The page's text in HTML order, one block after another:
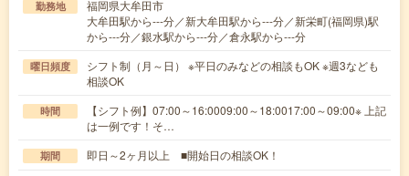
勤務地
福岡県大牟田市
大牟田駅から---分／新大牟田駅から---分／新栄町(福岡県)駅
から---分／銀水駅から---分／倉永駅から---分
曜日頻度
シフト制（月～日） ※平日のみなどの相談もOK ※週3なども
相談OK
時間
【シフト例】07:00～16:0009:00～18:0017:00～09:00※ 上記
は一例です！そ…
期間 即日～2ヶ月以上 ■開始日の相談OK！